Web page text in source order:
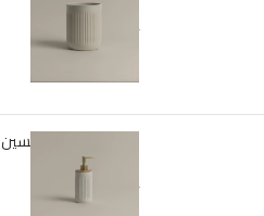
متوفر في المخزون
موزع صابون بوليريسين
متوفر في المخزون